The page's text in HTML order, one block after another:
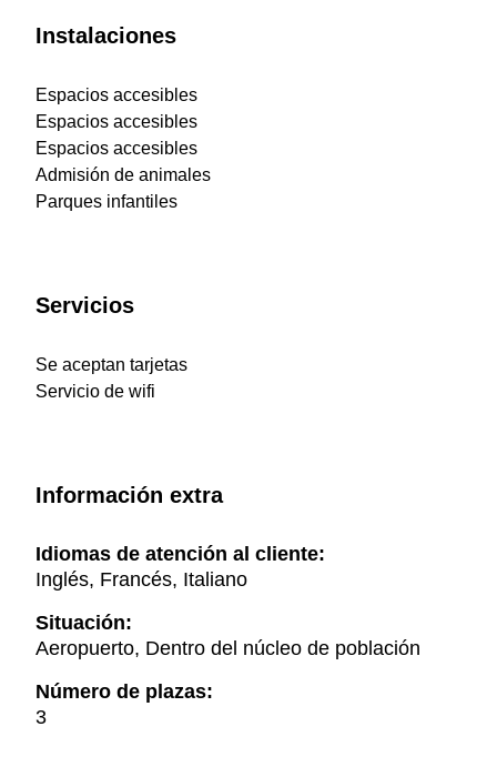
Instalaciones
Espacios accesibles
Espacios accesibles
Espacios accesibles
Admisión de animales
Parques infantiles
Servicios
Se aceptan tarjetas
Servicio de wifi
Información extra
Idiomas de atención al cliente:
Inglés, Francés, Italiano
Situación:
Aeropuerto, Dentro del núcleo de población
Número de plazas:
3